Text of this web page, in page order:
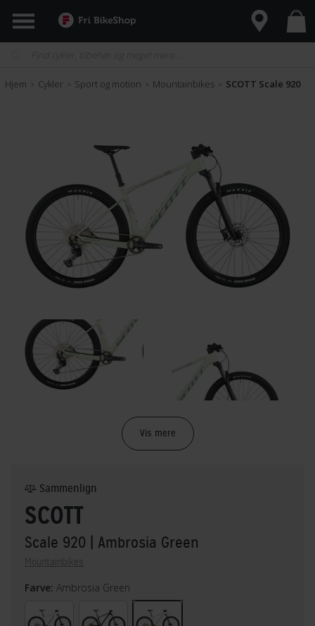
Hjem > Cykler > Sport og motion > Mountainbikes > SCOTT Scale 920
Vis mere
SCOTT
Scale 920 | Ambrosia Green
Mountainbikes
Sammenlign
Farve: Ambrosia Green